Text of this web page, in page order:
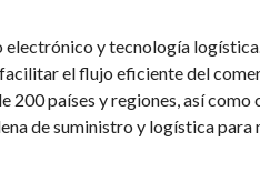
y tecnología
el flujo eficiente del
países y regiones, así
de suministro y logística para